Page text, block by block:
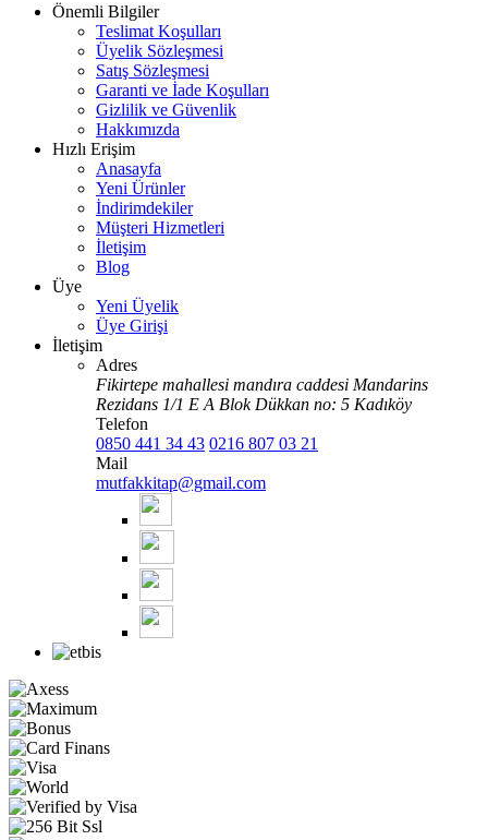
Önemli Bilgiler
Teslimat Koşulları
Üyelik Sözleşmesi
Satış Sözleşmesi
Garanti ve İade Koşulları
Gizlilik ve Güvenlik
Hakkımızda
Hızlı Erişim
Anasayfa
Yeni Ürünler
İndirimdekiler
Müşteri Hizmetleri
İletişim
Blog
Üye
Yeni Üyelik
Üye Girişi
İletişim
Adres
Fikirtepe mahallesi mandıra caddesi Mandarins
Rezidans 1/1 E A Blok Dükkan no: 5 Kadıköy
Telefon
0850 441 34 43 0216 807 03 21
Mail
mutfakkitap@gmail.com